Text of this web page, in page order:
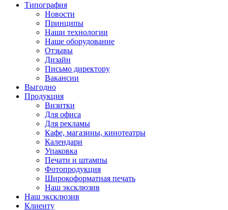
Типография
Новости
Принципы
Наши технологии
Наше оборудование
Отзывы
Дизайн
Письмо директору
Вакансии
Выгодно
Продукция
Визитки
Для офиса
Для рекламы
Кафе, магазины, кинотеатры
Календари
Упаковка
Печати и штампы
Фотопродукция
Широкоформатная печать
Наш эксклюзив
Наш эксклюзив
Клиенту